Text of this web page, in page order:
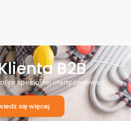
B2B
ze specjalnej oferty cenowej!
się więcej